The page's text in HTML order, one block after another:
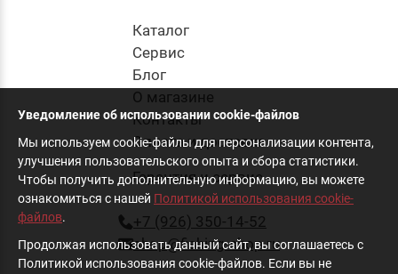
Каталог
Cервис
Блог
О магазине
Контакты
Оплата и доставка
Гарантия и сервис
+7 (926) 350-14-52
shop@fishing-shop.ru
Уведомление об использовании cookie-файлов
Мы используем cookie-файлы для персонализации контента,
улучшения пользовательского опыта и сбора статистики.
Чтобы получить дополнительную информацию, вы можете
ознакомиться с нашей Политикой использования cookie-
файлов.
Продолжая использовать данный сайт, вы соглашаетесь с
Политикой использования cookie-файлов. Если вы не